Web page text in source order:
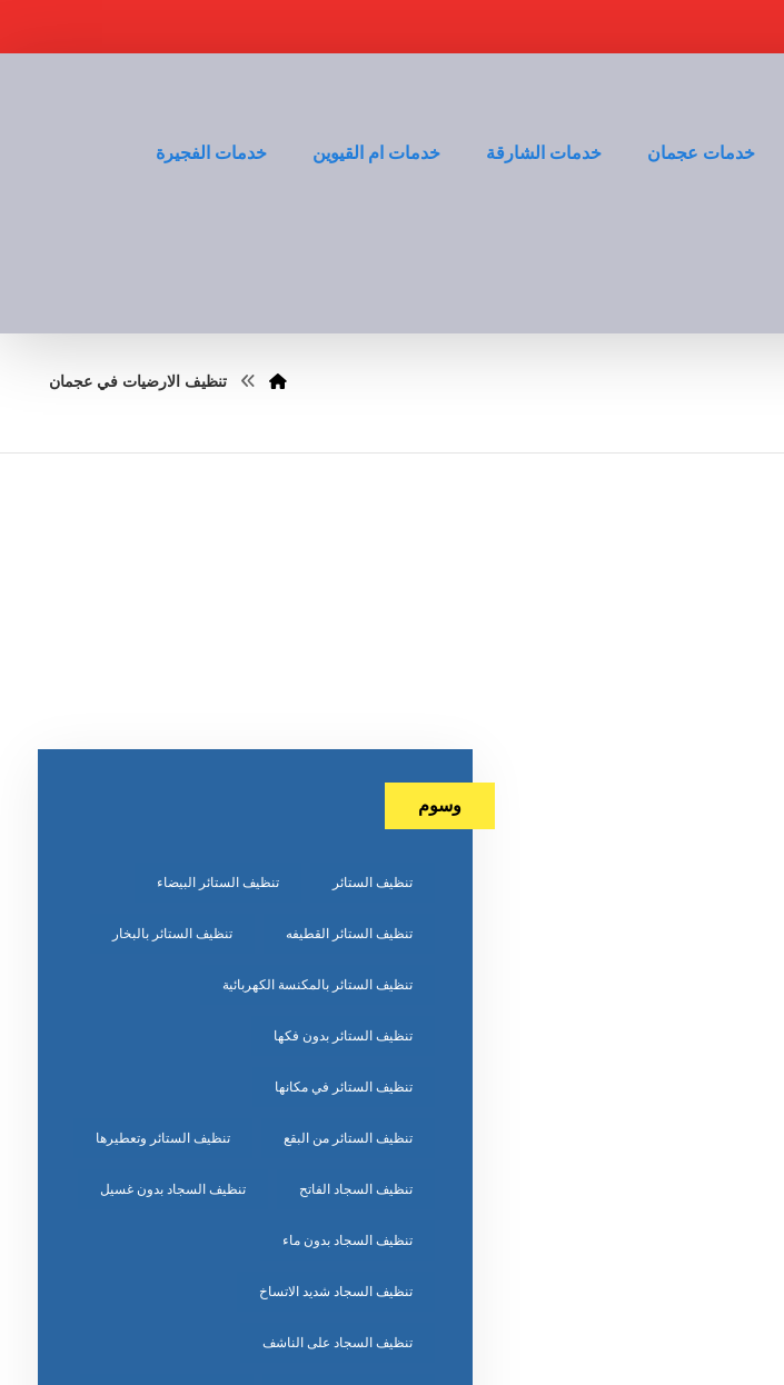
خدمات عجمان خدمات الشارقة خدمات ام القيوين خدمات الفجيرة
تنظيف الارضيات في عجمان
وسوم
تنظيف الستائر تنظيف الستائر البيضاء
تنظيف الستائر القطيفه تنظيف الستائر بالبخار
تنظيف الستائر بالمكنسة الكهربائية
تنظيف الستائر بدون فكها
تنظيف الستائر في مكانها
تنظيف الستائر من البقع تنظيف الستائر وتعطيرها
تنظيف السجاد الفاتح تنظيف السجاد بدون غسيل
تنظيف السجاد بدون ماء
تنظيف السجاد شديد الاتساخ
تنظيف السجاد على الناشف